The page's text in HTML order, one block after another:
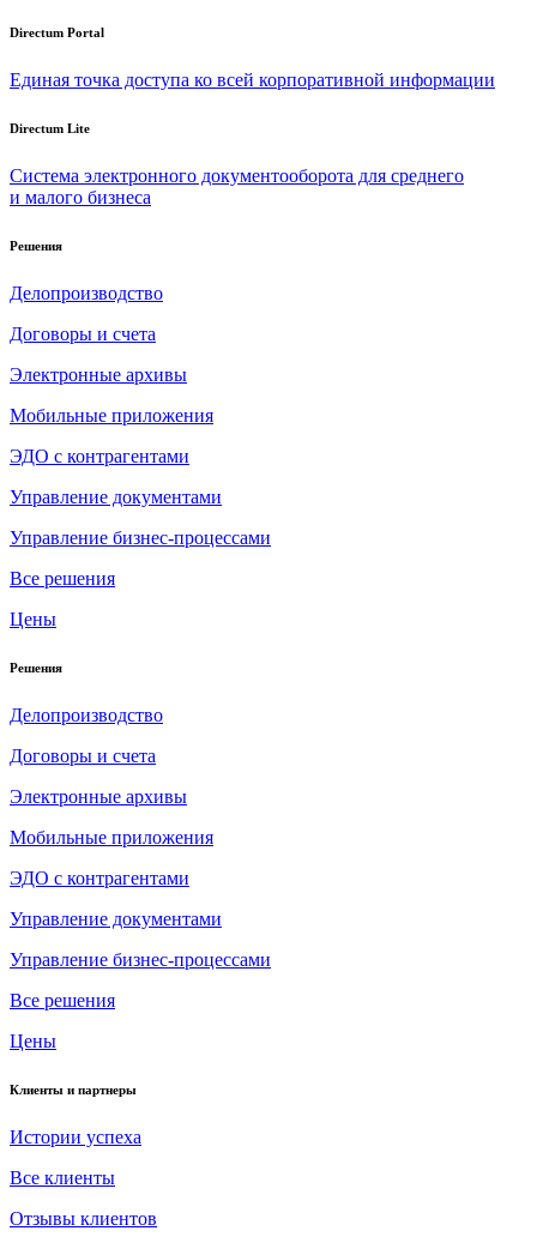
Directum Portal
Единая точка доступа ко всей корпоративной информации
Directum Lite
Система электронного документооборота для среднего
и малого бизнеса
Решения
Делопроизводство
Договоры и счета
Электронные архивы
Мобильные приложения
ЭДО с контрагентами
Управление документами
Управление бизнес-процессами
Все решения
Цены
Решения
Делопроизводство
Договоры и счета
Электронные архивы
Мобильные приложения
ЭДО с контрагентами
Управление документами
Управление бизнес-процессами
Все решения
Цены
Клиенты и партнеры
Истории успеха
Все клиенты
Отзывы клиентов